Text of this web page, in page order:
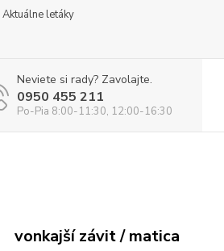
Aktuálne letáky
Neviete si rady? Zavolajte.
0950 455 211
Po-Pia 8:00-11:30, 12:00-16:30
vonkajší závit / matica